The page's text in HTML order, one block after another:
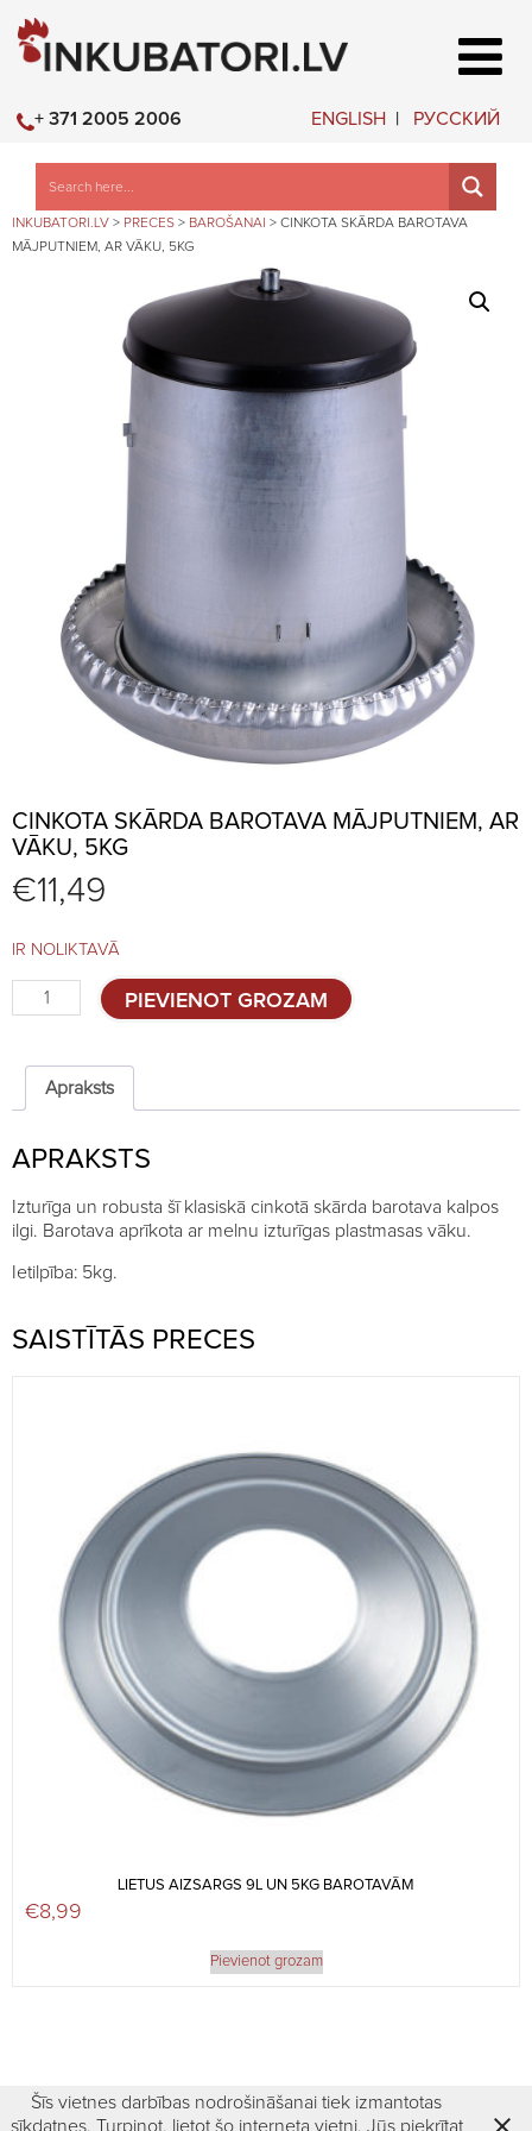
ENGLISH РУССКИЙ
+ 371 2005 2006
INKUBATORI.LV > PRECES > BAROŠANAI > CINKOTA SKĀRDA BAROTAVA
MĀJPUTNIEM, AR VĀKU, 5KG
CINKOTA SKĀRDA BAROTAVA MĀJPUTNIEM, AR
VĀKU, 5KG
€11,49
IR NOLIKTAVĀ
Cinkota
skārda
mājputniem,
vāku,
quantity
PIEVIENOT GROZAM
Apraksts
APRAKSTS
Izturīga un robusta šī klasiskā cinkotā skārda barotava kalpos
ilgi. Barotava aprīkota ar melnu izturīgas plastmasas vāku.
Ietilpība: 5kg.
SAISTĪTĀS PRECES
LIETUS AIZSARGS 9L UN 5KG BAROTAVĀM
€8,99
Pievienot grozam
Šīs vietnes darbības nodrošināšanai tiek izmantotas
sīkdatnes. Turpinot, lietot šo interneta vietni, Jūs piekrītat